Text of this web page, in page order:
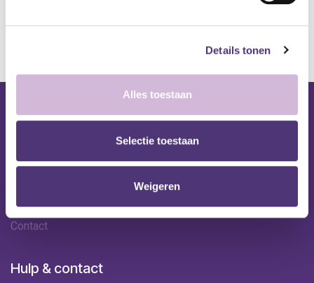
Details tonen
Alles toestaan
Selectie toestaan
Weigeren
*Bij grote aankopen, gelieve de klantendienst te contacteren. Hier
kan de levertermijn iets langer zijn.
Nuttige links
Huren
Onze locaties
Contact
Hulp & contact